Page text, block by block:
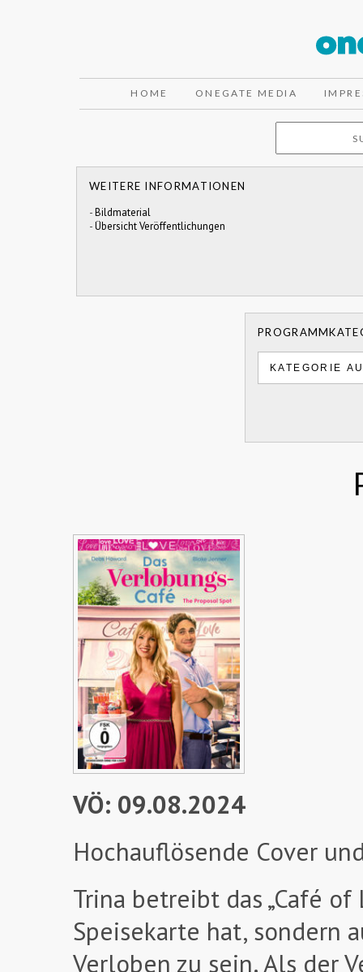
HOME ONEGATE MEDIA
WEITERE INFORMATIONEN
-Bildmaterial
-Übersicht Veröffentlichungen
VÖ: 09.08.2024
Hochauflösende Cover
Trina betreibt das „Café
Speisekarte hat, sondern
Verloben zu sein. Als der